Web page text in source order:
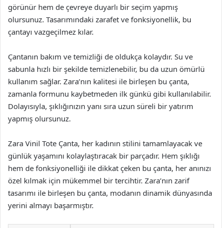
görünür hem de çevreye duyarlı bir seçim yapmış
olursunuz. Tasarımındaki zarafet ve fonksiyonellik, bu
çantayı vazgeçilmez kılar.
Çantanın bakım ve temizliği de oldukça kolaydır. Su ve
sabunla hızlı bir şekilde temizlenebilir, bu da uzun ömürlü
kullanım sağlar. Zara’nın kalitesi ile birleşen bu çanta,
zamanla formunu kaybetmeden ilk günkü gibi kullanılabilir.
Dolayısıyla, şıklığınızın yanı sıra uzun süreli bir yatırım
yapmış olursunuz.
Zara Vinil Tote Çanta, her kadının stilini tamamlayacak ve
günlük yaşamını kolaylaştıracak bir parçadır. Hem şıklığı
hem de fonksiyonelliği ile dikkat çeken bu çanta, her anınızı
özel kılmak için mükemmel bir tercihtir. Zara’nın zarif
tasarımı ile birleşen bu çanta, modanın dinamik dünyasında
yerini almayı başarmıştır.